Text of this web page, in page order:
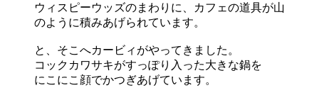
ウィスピーウッズのまわりに、カフェの道具が山
のように積みあげられています。
と、そこへカービィがやってきました。
コックカワサキがすっぽり入った大きな鍋を
にこにこ顔でかつぎあげています。